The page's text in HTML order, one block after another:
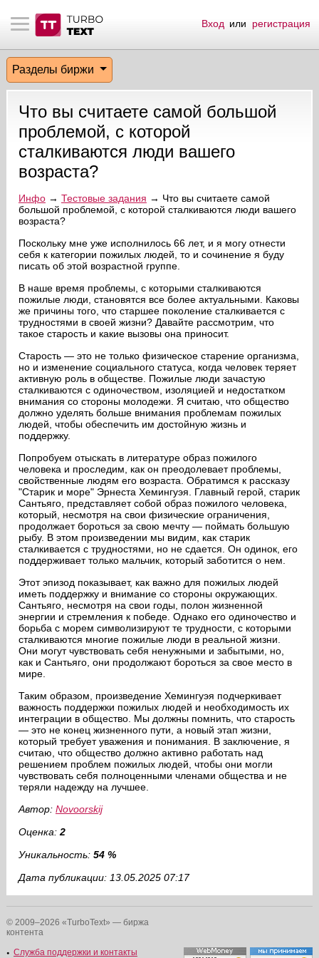
материалы
биржи
эфир
на сайте
пользователей
сообщения
по форуму
Вход или регистрация
Разделы биржи
Что вы считаете самой большой
проблемой, с которой
сталкиваются люди вашего
возраста?
Инфо→ Тестовые задания → Что вы считаете самой
большой проблемой, с которой сталкиваются люди вашего
возраста?
Поскольку мне уже исполнилось 66 лет, и я могу отнести
себя к категории пожилых людей, то и сочинение я буду
писать об этой возрастной группе.
В наше время проблемы, с которыми сталкиваются
пожилые люди, становятся все более актуальными. Каковы
же причины того, что старшее поколение сталкивается с
трудностями в своей жизни? Давайте рассмотрим, что
такое старость и какие вызовы она приносит.
Старость — это не только физическое старение организма,
но и изменение социального статуса, когда человек теряет
активную роль в обществе. Пожилые люди зачастую
сталкиваются с одиночеством, изоляцией и недостатком
внимания со стороны молодежи. Я считаю, что общество
должно уделять больше внимания проблемам пожилых
людей, чтобы обеспечить им достойную жизнь и
поддержку.
Попробуем отыскать в литературе образ пожилого
человека и проследим, как он преодолевает проблемы,
свойственные людям его возраста. Обратимся к рассказу
"Старик и море" Эрнеста Хемингуэя. Главный герой, старик
Сантьяго, представляет собой образ пожилого человека,
который, несмотря на свои физические ограничения,
продолжает бороться за свою мечту — поймать большую
рыбу. В этом произведении мы видим, как старик
сталкивается с трудностями, но не сдается. Он одинок, его
поддерживает только мальчик, который заботится о нем.
Этот эпизод показывает, как важно для пожилых людей
иметь поддержку и внимание со стороны окружающих.
Сантьяго, несмотря на свои годы, полон жизненной
энергии и стремления к победе. Однако его одиночество и
борьба с морем символизируют те трудности, с которыми
сталкиваются многие пожилые люди в реальной жизни.
Они могут чувствовать себя ненужными и забытыми, но,
как и Сантьяго, они продолжают бороться за свое место в
мире.
Таким образом, произведение Хемингуэя подчеркивает
важность поддержки пожилых людей и необходимость их
интеграции в общество. Мы должны помнить, что старость
— это не конец жизненного пути, а новый этап жизни,
который требует уважения и понимания. В заключение, я
считаю, что общество должно активно работать над
решением проблем пожилых людей, чтобы они могли
чувствовать себя полноценными членами общества и не
теряли надежду на лучшее.
Автор: Novoorskij
Оценка: 2
Уникальность: 54 %
Дата публикации: 13.05.2025 07:17
© 2009–2026 «TurboText» — биржа
контента
Служба поддержки и контакты